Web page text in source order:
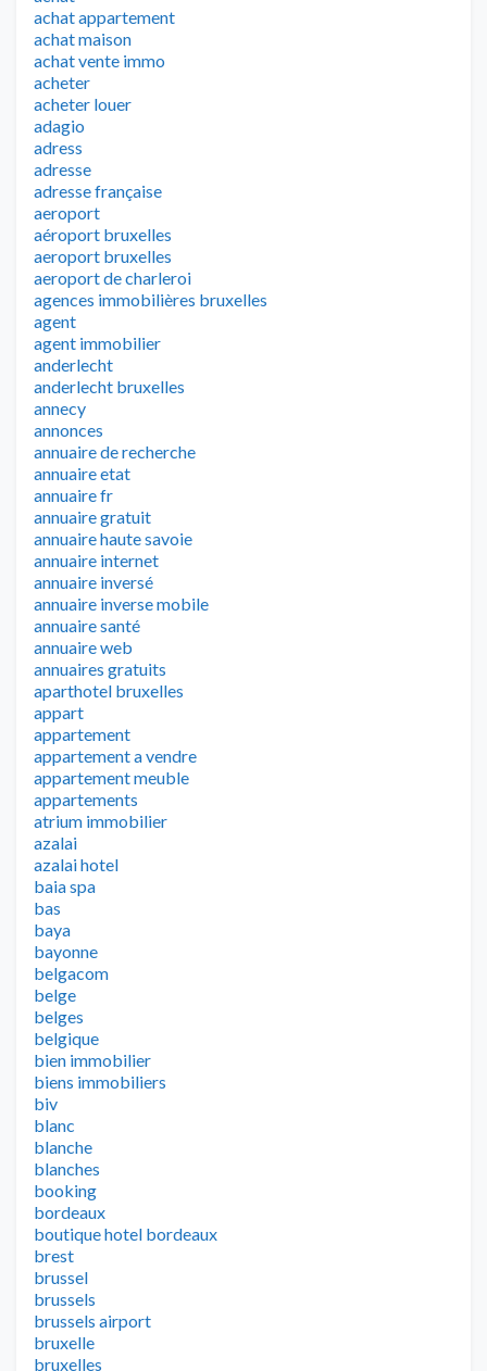
achat appartement
achat maison
achat vente immo
acheter
acheter louer
adagio
adress
adresse
adresse française
aeroport
aéroport bruxelles
aeroport bruxelles
aeroport de charleroi
agences immobilières bruxelles
agent
agent immobilier
anderlecht
anderlecht bruxelles
annecy
annonces
annuaire de recherche
annuaire etat
annuaire fr
annuaire gratuit
annuaire haute savoie
annuaire internet
annuaire inversé
annuaire inverse mobile
annuaire santé
annuaire web
annuaires gratuits
aparthotel bruxelles
appart
appartement
appartement a vendre
appartement meuble
appartements
atrium immobilier
azalai
azalai hotel
baia spa
bas
baya
bayonne
belgacom
belge
belges
belgique
bien immobilier
biens immobiliers
biv
blanc
blanche
blanches
booking
bordeaux
boutique hotel bordeaux
brest
brussel
brussels
brussels airport
bruxelle
bruxelles